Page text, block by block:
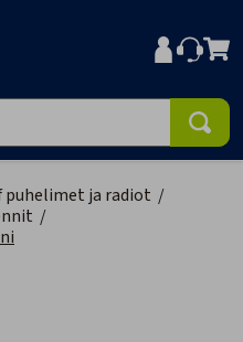
puhelimet ja radiot /
/